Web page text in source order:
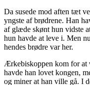
Da susede mod aften tæt
yngste af brødrene. Han
af glæde skønt hun vidste
hun havde at leve i. Men
hendes brødre var her.
Ærkebiskoppen kom for at
havde han lovet kongen,
og miner at han ville gå. I